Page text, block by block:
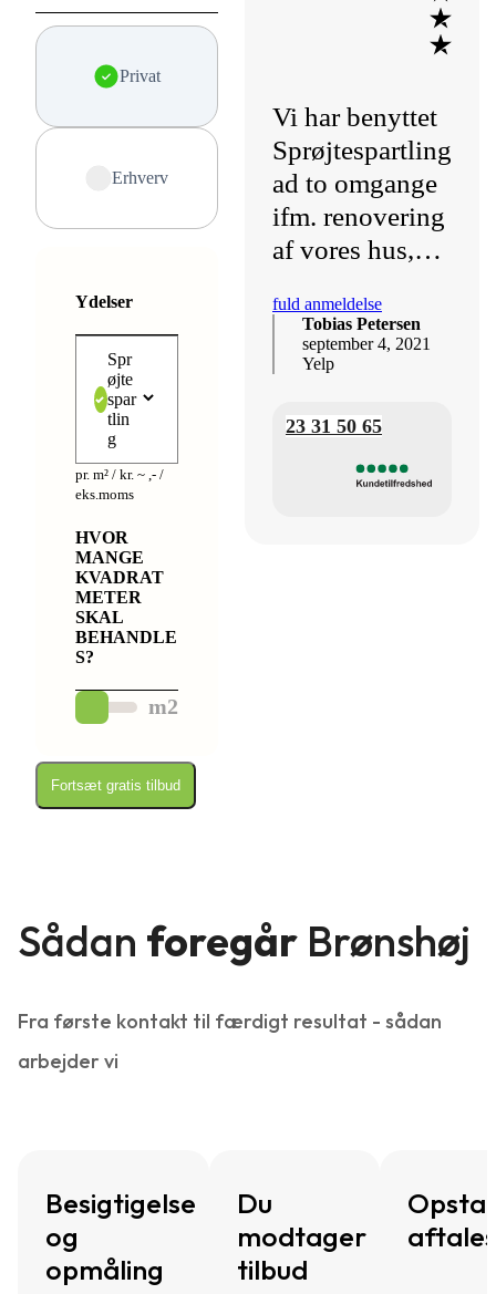
Privat
Erhverv
Ydelser
Spr
øjte
spar
tlin
g
pr. m² / kr. ~ ,- /
eks.moms
HVOR
MANGE
KVADRAT
METER
SKAL
BEHANDLE
S?
m2
Fortsæt gratis tilbud
Vi har benyttet
Sprøjtespartling
ad to omgange
ifm. renovering
af vores hus,…
fuld anmeldelse
Tobias Petersen
september 4, 2021
Yelp
23 31 50 65
Sådan foregår Brønshøj
Fra første kontakt til færdigt resultat - sådan
arbejder vi
Besigtigelse
og
opmåling
Du
modtager
tilbud
aftales